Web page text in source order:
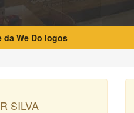
We Do logos
SILVA